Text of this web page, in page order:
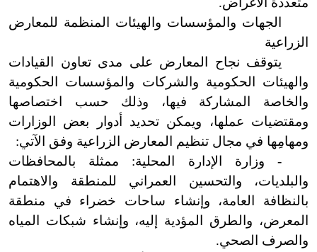
الجهات والمؤسسات والهيئات المنظمة للمعارض
الزراعية
يتوقف نجاح المعارض على مدى تعاون القيادات
والهيئات الحكومية والشركات والمؤسسات الحكومية
والخاصة المشاركة فيها، وذلك حسب اختصاصها
ومقتضيات عملها، ويمكن تحديد أدوار بعض الوزارات
ومهامِها في مجال تنظيم المعارض الزراعية وفق الآتي:
- وزارة الإدارة المحلية: ممثلة بالمحافظات
والبلديات، والتحسين العمراني للمنطقة والاهتمام
بالنظافة العامة، وإنشاء ساحات خضراء في منطقة
المعرض، والطرق المؤدية إليه، وإنشاء شبكات المياه
والصرف الصحي.